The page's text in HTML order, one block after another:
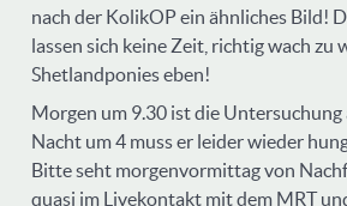
nach der KolikOP ein ähnliches Bild!
lassen sich keine Zeit, richtig wach zu
Shetlandponies eben!
Morgen um 9.30 ist die
Nacht um 4 muss er leider wieder
Bitte seht morgenvormittag von
quasi im Livekontakt mit dem MRT